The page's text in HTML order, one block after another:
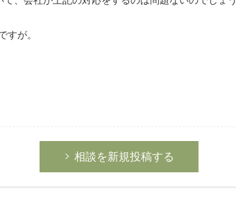
すが。
相談を新規投稿する